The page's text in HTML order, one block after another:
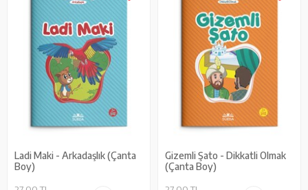
Ladi Maki - Arkadaşlık (Çanta
Boy)
Gizemli Şato - Dikkatli Olmak
(Çanta Boy)